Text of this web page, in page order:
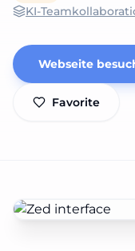
KI-
Webseite
Favorite